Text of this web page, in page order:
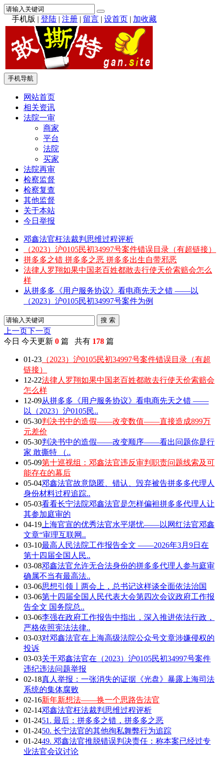
手机版 | 登陆 | 注册 | 留言 | 设首页 | 加收藏
手机导航
网站首页
相关资讯
法院一审
商家
平台
法院
买家
法院再审
检察监督
检察复查
其他监督
关于本站
今日举报
邓鑫法官枉法裁判思维过程评析
（2023）沪0105民初34997号案件错误目录（有超链接）
拼多多之错 拼多多之恶 拼多多出生自带邪恶
法律人罗翔如果中国老百姓都敢去行使天价索赔会怎么
样
从拼多多《用户服务协议》看电商先天之错 ——以
（2023）沪0105民初34997号案件为例
搜 索
上一页下一页
今日 今天更新 0 篇 共有 178 篇
01-23 （2023）沪0105民初34997号案件错误目录（有超
链接）
12-22法律人罗翔如果中国老百姓都敢去行使天价索赔会
怎么样
12-09从拼多多《用户服务协议》看电商先天之错 ——
以（2023）沪0105民..
05-30判决书中的造假——改变数值——直接造成899万
元差价
05-30判决书中的造假——改变顺序——看出问题你是行
家 敢撕特 （..
05-09第十巡视组：邓鑫法官违反审判职责问题线索及可
能存在的幕后
05-04邓鑫法官故意隐匿、错认、毁弃被告拼多多代理人
身份材料过程追踪..
05-03看看长宁法院邓鑫法官是怎样偏袒拼多多代理人让
其参加庭审的
04-19 上海官宣的优秀法官水平堪忧——以网红法官邓鑫
文章“审理互联网..
03-10最高人民法院工作报告全文 ——2026年3月9日在
第十四届全国人民..
03-08邓鑫法官允许无合法身份的拼多多代理人参与庭审
确属不当有最高法..
03-06思想引领丨两会上，总书记这样谈全面依法治国
03-06第十四届全国人民代表大会第四次会议政府工作报
告全文 国务院总..
03-06李强在政府工作报告中指出，深入推进依法行政，
严格依照宪法法律..
03-03对邓鑫法官在上海高级法院公众号文章涉嫌侵权的
投诉
03-03关于邓鑫法官在（2023）沪0105民初34997号案件
违纪违法问题举报
02-18真人举报：一张消失的证据《光盘》暴露上海司法
系统的集体腐败
02-16新年新想法——换一个思路告法官
02-14邓鑫法官枉法裁判思维过程评析
01-2451. 最后：拼多多之错，拼多多之恶
01-2450. 长宁法官的其他徇私舞弊行为追踪
01-2449. 邓鑫法官推脱错误判决责任：称本案已经过专
业法官会议讨论